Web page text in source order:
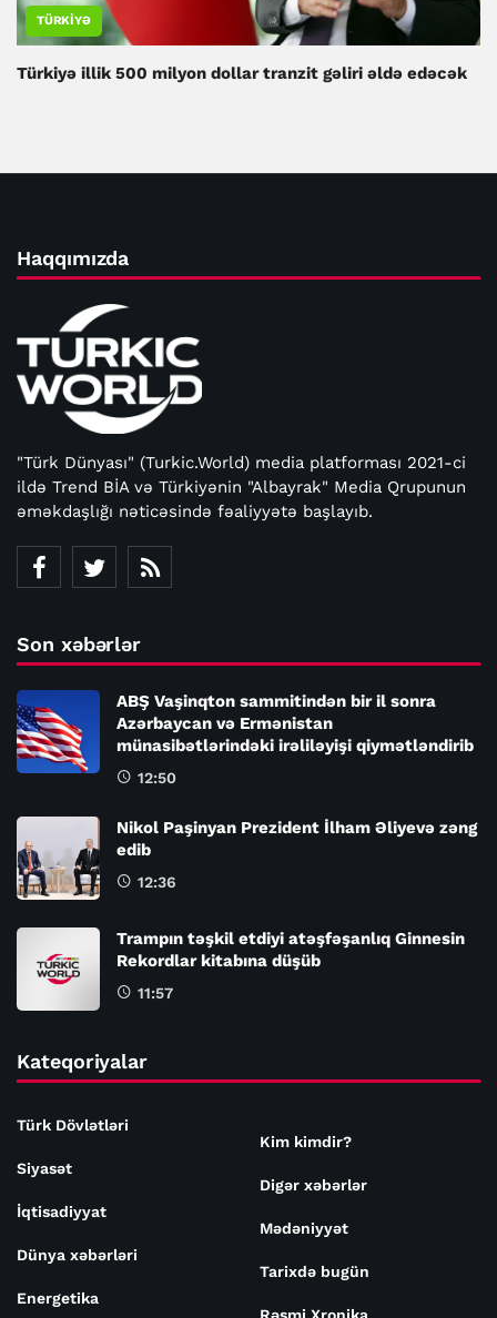
TÜRKIYƏ
Türkiyə illik 500 milyon dollar tranzit gəliri əldə edəcək
Haqqımızda
"Türk Dünyası" (Turkic.World) media platforması 2021-ci
ildə Trend BİA və Türkiyənin "Albayrak" Media Qrupunun
əməkdaşlığı nəticəsində fəaliyyətə başlayıb.
Son xəbərlər
ABŞ Vaşinqton sammitindən bir il sonra
Azərbaycan və Ermənistan
münasibətlərindəki irəliləyişi qiymətləndirib
12:50
Nikol Paşinyan Prezident İlham Əliyevə zəng
edib
12:36
Trampın təşkil etdiyi atəşfəşanlıq Ginnesin
Rekordlar kitabına düşüb
11:57
Kateqoriyalar
Türk Dövlətləri
Siyasət
İqtisadiyyat
Dünya xəbərləri
Energetika
Kim kimdir?
Digər xəbərlər
Mədəniyyət
Tarixdə bugün